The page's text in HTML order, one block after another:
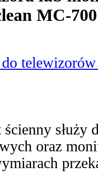
MC-
służy
oraz